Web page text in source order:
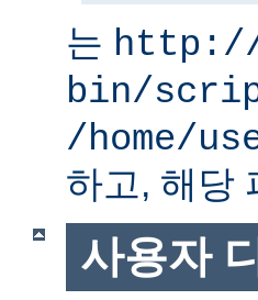
는 http://
bin/
/home/
하고, 해당
사용자